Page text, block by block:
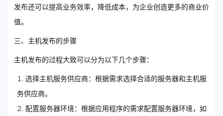
发布还可以提高业务效率，降低成本，为企业创造更多的商业价
值。
三、主机发布的步骤
主机发布的过程大致可以分为以下几个步骤：
选择主机服务供应商：根据需求选择合适的服务器和主机服
务供应商。
配置服务器环境：根据应用程序的需求配置服务器环境，如